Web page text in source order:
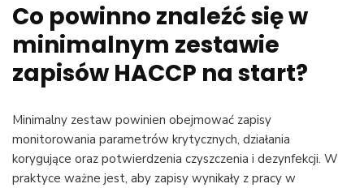
Co powinno znaleźć się w
minimalnym zestawie
zapisów HACCP na start?
Minimalny zestaw powinien obejmować zapisy
monitorowania parametrów krytycznych, działania
korygujące oraz potwierdzenia czyszczenia i dezynfekcji. W
praktyce ważne jest, aby zapisy wynikały z pracy w